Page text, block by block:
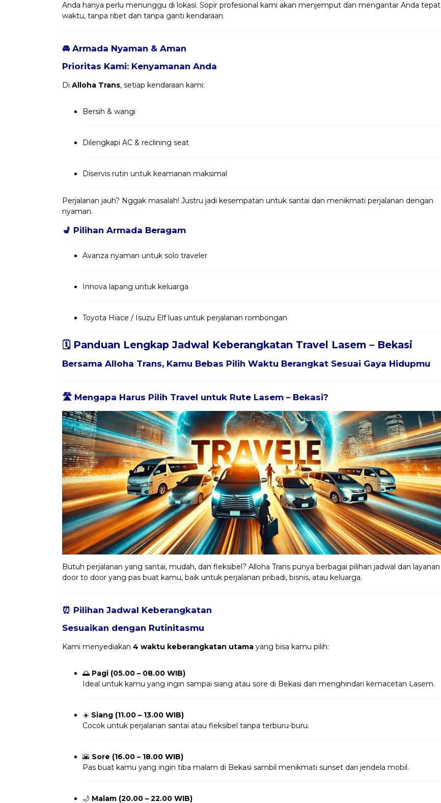
Anda hanya perlu menunggu di lokasi. Sopir profesional kami akan menjemput dan mengantar Anda tepat
waktu, tanpa ribet dan tanpa ganti kendaraan.
🚘 Armada Nyaman & Aman
Prioritas Kami: Kenyamanan Anda
Di Alloha Trans, setiap kendaraan kami:
Bersih & wangi
Dilengkapi AC & reclining seat
Diservis rutin untuk keamanan maksimal
Perjalanan jauh? Nggak masalah! Justru jadi kesempatan untuk santai dan menikmati perjalanan dengan
nyaman.
💺 Pilihan Armada Beragam
Avanza nyaman untuk solo traveler
Innova lapang untuk keluarga
Toyota Hiace / Isuzu Elf luas untuk perjalanan rombongan
🗓️ Panduan Lengkap Jadwal Keberangkatan Travel Lasem – Bekasi
Bersama Alloha Trans, Kamu Bebas Pilih Waktu Berangkat Sesuai Gaya Hidupmu
🛣️ Mengapa Harus Pilih Travel untuk Rute Lasem – Bekasi?
Butuh perjalanan yang santai, mudah, dan fleksibel? Alloha Trans punya berbagai pilihan jadwal dan layanan
door to door yang pas buat kamu, baik untuk perjalanan pribadi, bisnis, atau keluarga.
⏰ Pilihan Jadwal Keberangkatan
Sesuaikan dengan Rutinitasmu
Kami menyediakan 4 waktu keberangkatan utama yang bisa kamu pilih:
🌅 Pagi (05.00 – 08.00 WIB)
Ideal untuk kamu yang ingin sampai siang atau sore di Bekasi dan menghindari kemacetan Lasem.
☀️ Siang (11.00 – 13.00 WIB)
Cocok untuk perjalanan santai atau fleksibel tanpa terburu-buru.
🌇 Sore (16.00 – 18.00 WIB)
Pas buat kamu yang ingin tiba malam di Bekasi sambil menikmati sunset dari jendela mobil.
🌙 Malam (20.00 – 22.00 WIB)